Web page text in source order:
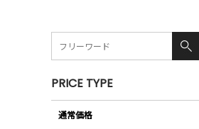
PRICE TYPE
通常価格